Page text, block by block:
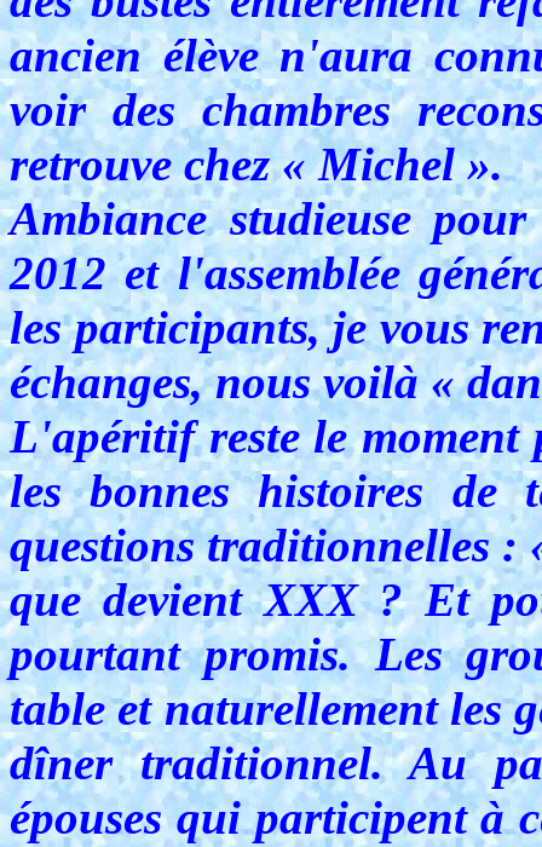
ancien élève n'aura
voir des chambres
retrouve chez « Michel ».
Ambiance studieuse
2012 et l'assemblée
les participants, je vous
échanges, nous voilà «
L'apéritif reste le moment
les bonnes histoires de
questions traditionnelles :
que devient XXX ? Et
pourtant promis. Les
table et naturellement les
dîner traditionnel. Au
épouses qui participent à